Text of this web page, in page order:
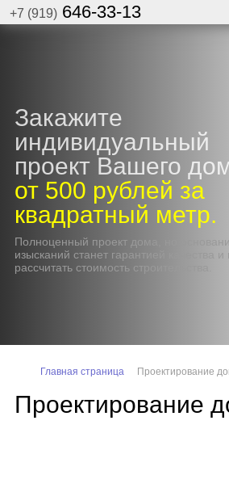
+7 (919) 646-33-13
Закажите
индивидуальный
проект Вашего
от 500 рублей за
квадратный метр.
Полноценный проект дома, но
изысканий станет гарантией качества
рассчитать стоимость строительства.
Главная страница Проектирование
Проектирование